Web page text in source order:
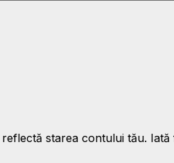
starea contului tău. Iată